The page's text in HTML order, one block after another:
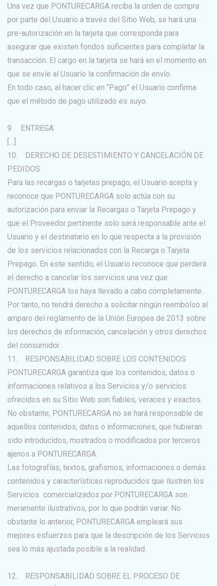
Una vez que PONTURECARGA reciba la orden de compra
por parte del Usuario a través del Sitio Web, se hará una
pre-autorización en la tarjeta que corresponda para
asegurar que existen fondos suficientes para completar la
transacción. El cargo en la tarjeta se hará en el momento en
que se envíe al Usuario la confirmación de envío.
En todo caso, al hacer clic en “Pago” el Usuario confirma
que el método de pago utilizado es suyo.
9. ENTREGA
[…]
10. DERECHO DE DESESTIMIENTO Y CANCELACIÓN DE
PEDIDOS
Para las recargas o tarjetas prepago, el Usuario acepta y
reconoce que PONTURECARGA solo actúa con su
autorización para enviar la Recargas o Tarjeta Prepago y
que el Proveedor pertinente solo será responsable ante el
Usuario y el destinatario en lo que respecta a la provisión
de los servicios relacionados con la Recarga o Tarjeta
Prepago. En este sentido, el Usuario reconoce que perderá
el derecho a cancelar los servicios una vez que
PONTURECARGA los haya llevado a cabo completamente.
Por tanto, no tendrá derecho a solicitar ningún reembolso al
amparo del reglamento de la Unión Europea de 2013 sobre
los derechos de información, cancelación y otros derechos
del consumidor.
11. RESPONSABILIDAD SOBRE LOS CONTENIDOS
PONTURECARGA garantiza que los contenidos, datos o
informaciones relativos a los Servicios y/o servicios
ofrecidos en su Sitio Web son fiables, veraces y exactos.
No obstante, PONTURECARGA no se hará responsable de
aquellos contenidos, datos o informaciones, que hubieran
sido introducidos, mostrados o modificados por terceros
ajenos a PONTURECARGA.
Las fotografías, textos, grafismos, informaciones o demás
contenidos y características reproducidos que ilustren los
Servicios comercializados por PONTURECARGA son
meramente ilustrativos, por lo que podrán variar. No
obstante lo anterior, PONTURECARGA empleará sus
mejores esfuerzos para que la descripción de los Servicios
sea lo más ajustada posible a la realidad.
12. RESPONSABILIDAD SOBRE EL PROCESO DE